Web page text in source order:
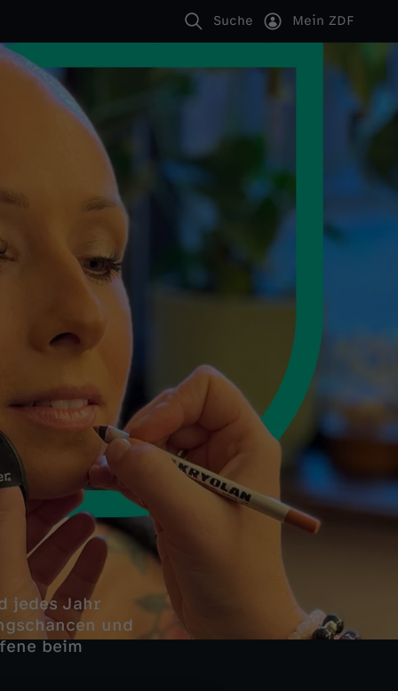
Suche Mein ZDF
jedes Jahr
und
beim